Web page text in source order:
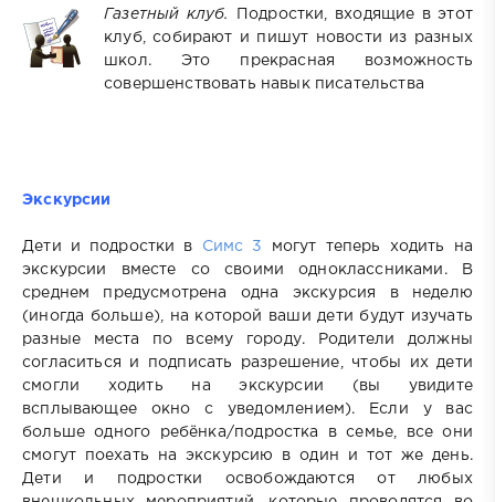
Газетный клуб.
Подростки, входящие в этот
клуб, собирают и пишут новости из разных
школ. Это прекрасная возможность
совершенствовать навык писательства
Экскурсии
Дети и подростки в Симс 3
могут теперь ходить на
экскурсии вместе со своими одноклассниками. В
среднем предусмотрена одна экскурсия в неделю
(иногда больше), на которой ваши дети будут изучать
разные места по всему городу. Родители должны
согласиться и подписать разрешение, чтобы их дети
смогли ходить на экскурсии (вы увидите
всплывающее окно с уведомлением). Если у вас
больше одного ребёнка/подростка в семье, все они
смогут поехать на экскурсию в один и тот же день.
Дети и подростки освобождаются от любых